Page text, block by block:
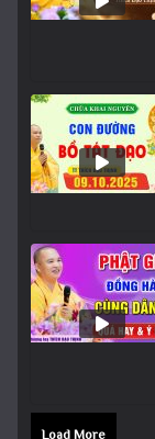
Load More